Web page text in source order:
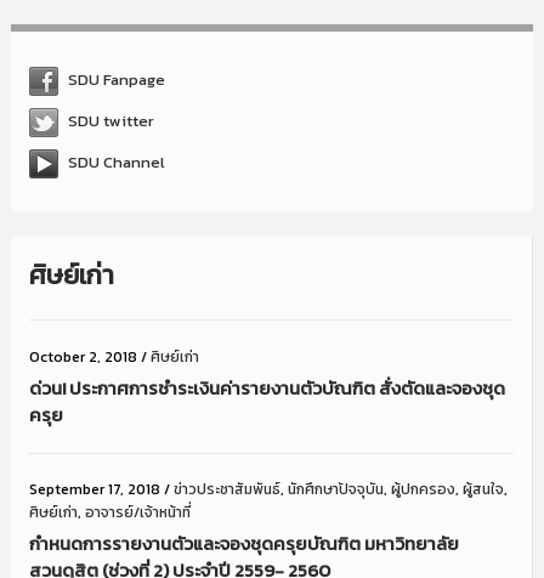
SDU Fanpage
SDU twitter
SDU Channel
ศิษย์เก่า
October 2, 2018 /ศิษย์เก่า
ด่วน! ประกาศการชำระเงินค่ารายงานตัวบัณฑิต สั่งตัดและจองชุด
ครุย
September 17, 2018 /ข่าวประชาสัมพันธ์, นักศึกษาปัจจุบัน, ผู้ปกครอง, ผู้สนใจ,
ศิษย์เก่า, อาจารย์/เจ้าหน้าที่
กำหนดการรายงานตัวและจองชุดครุยบัณฑิต มหาวิทยาลัย
สวนดุสิต (ช่วงที่ 2) ประจำปี 2559- 2560